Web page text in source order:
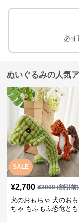
必
ぬいぐるみの人気
SALE
¥2,700 ¥3000(割引前)
犬のおもちゃ 犬のおも
ちゃ もふもふ恐竜とも